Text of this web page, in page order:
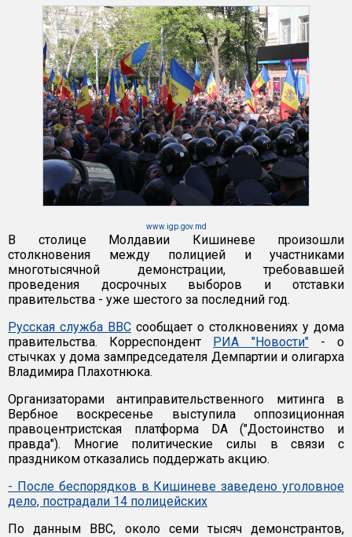
www.igp.gov.md
В столице Молдавии Кишиневе произошли
столкновения между полицией и участниками
многотысячной демонстрации, требовавшей
проведения досрочных выборов и отставки
правительства - уже шестого за последний год.
Русская служба ВВС сообщает о столкновениях у дома
правительства. Корреспондент РИА "Новости"- о
стычках у дома зампредседателя Демпартии и олигарха
Владимира Плахотнюка.
Организаторами антиправительственного митинга в
Вербное воскресенье выступила оппозиционная
правоцентристская платформа DA ("Достоинство и
правда"). Многие политические силы в связи с
праздником отказались поддержать акцию.
- После беспорядков в Кишиневе заведено уголовное
дело, пострадали 14 полицейских
По данным ВВС, около семи тысяч демонстрантов,